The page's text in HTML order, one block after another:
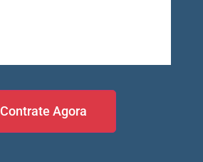
Contrate Agora